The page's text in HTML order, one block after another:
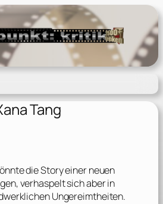
Tang
die Story einer neuen
verhaspelt sich aber in
Ungereimtheiten.